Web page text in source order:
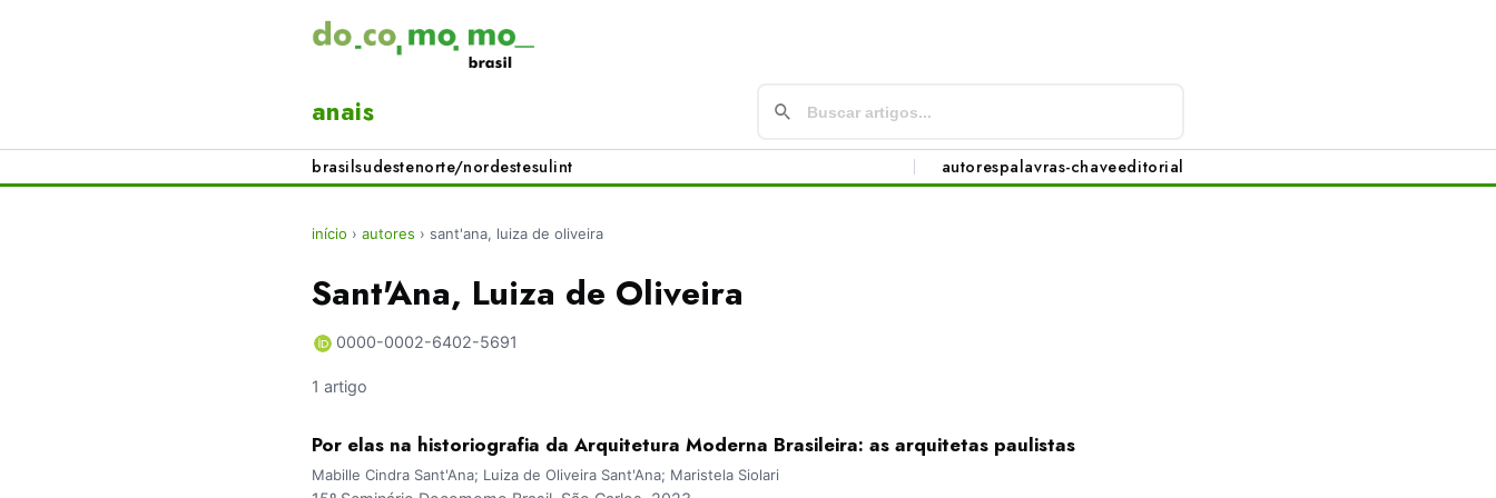
anais
brasilsudestenorte/nordestesulint autorespalavras-chaveeditorial
início › autores › sant'ana, luiza de oliveira
Sant'Ana, Luiza de Oliveira
0000-0002-6402-5691
1 artigo
Por elas na historiografia da Arquitetura Moderna Brasileira: as arquitetas paulistas
Mabille Cindra Sant'Ana; Luiza de Oliveira Sant'Ana; Maristela Siolari